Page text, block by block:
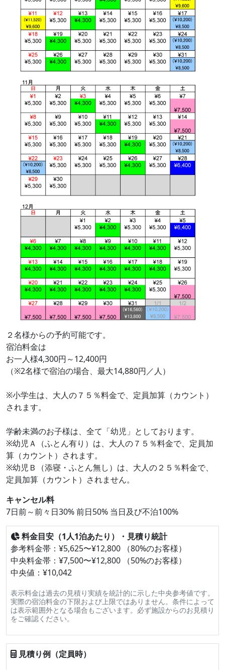
２名様からの予約可能です。
宿泊料金は
お一人様4,300円～12,400円
（※2名様で宿泊の場合、最大14,880円／人）
※小学生は、大人の７５％料金で、定員加算（カウント）
されます。
学齢未満のお子様は、全て「幼児」としております。
※幼児Ａ（ふとん有り）は、大人の７５％料金で、定員加
算（カウント）されます。
※幼児Ｂ（添寝・ふとん無し）は、大人の２５％料金で、
定員加算（カウント）されません。
キャンセル料
7日前～前々日30% 前日50% 当日及び不泊100%
料金目安（1人1泊あたり）・見積り統計
参考料金帯：¥5,625〜¥12,800 （80%のお客様）
中央料金帯：¥7,500〜¥12,800 （50%のお客様）
中央値：¥10,042
表示料金は過去の見積り実績を統計的に示した中央参考値です。
実際の宿泊料金の下限および上限ではありません。条件によって
は表示範囲外となる場合もございます。必ず施設からのお見積り
をご確認ください。
見積り例（定員時）